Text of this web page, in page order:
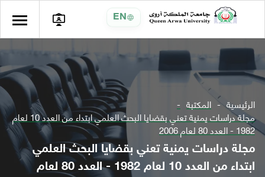
EN
الرئيسية المكتبة
مجلة دراسات يمنية تعني بقضايا البحث العلمي ابتداء من العدد 10 لعام
1982 - العدد 80 لعام 2006
مجلة دراسات يمنية تعني بقضايا البحث العلمي
ابتداء من العدد 10 لعام 1982 - العدد 80 لعام